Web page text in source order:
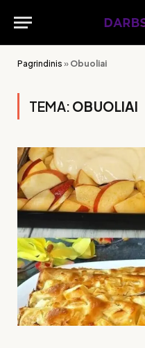
Pagrindinis » Obuoliai
TEMA: OBUOLIAI